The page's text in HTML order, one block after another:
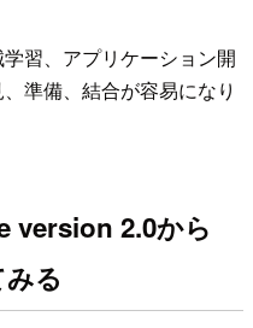
習、アプリケーション開
準備、結合が容易になり
version 2.0から
る